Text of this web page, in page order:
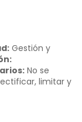
Gestión y
No se
limitar y